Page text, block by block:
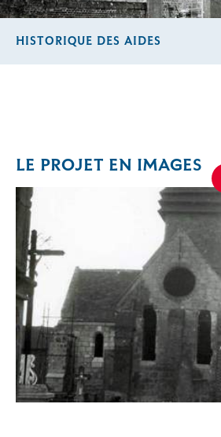
HISTORIQUE DES AIDES
LE PROJET EN IMAGES